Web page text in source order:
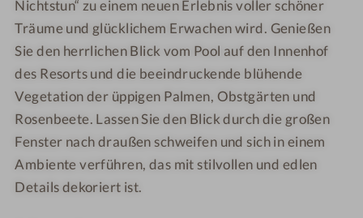
Nichtstun“ zu einem neuen Erlebnis voller schöner
Träume und glücklichem Erwachen wird. Genießen
Sie den herrlichen Blick vom Pool auf den Innenhof
des Resorts und die beeindruckende blühende
Vegetation der üppigen Palmen, Obstgärten und
Rosenbeete. Lassen Sie den Blick durch die großen
Fenster nach draußen schweifen und sich in einem
Ambiente verführen, das mit stilvollen und edlen
Details dekoriert ist.